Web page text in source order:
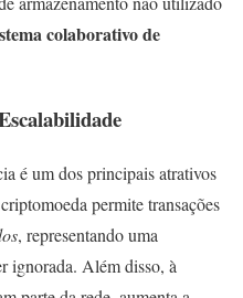
colaborativo de
é um dos principais atrativos
permite transações
, representando uma
ignorada. Além disso, à